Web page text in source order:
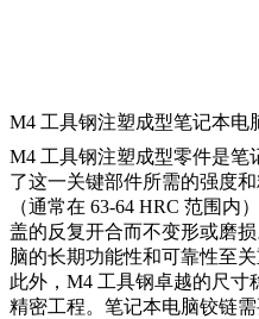
M4 工具钢注塑成型笔记本电
M4 工具钢注塑成型零件是笔
了这一关键部件所需的强度
（通常在 63-64 HRC 范围内
盖的反复开合而不变形或磨
脑的长期功能性和可靠性至关
此外，M4 工具钢卓越的尺
精密工程。笔记本电脑铰链